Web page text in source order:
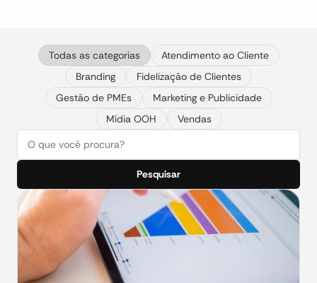
Todas as categorias
Atendimento ao Cliente
Branding
Fidelização de Clientes
Gestão de PMEs
Marketing e Publicidade
Mídia OOH
Vendas
Pesquisar